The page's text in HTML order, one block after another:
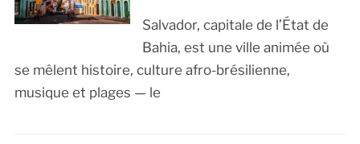
Salvador, capitale de l’État de
Bahia, est une ville animée où
se mêlent histoire, culture afro-brésilienne,
musique et plages — le